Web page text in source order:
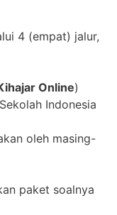
4 (empat) jalur,
Online)
Indonesia
oleh masing-
paket soalnya